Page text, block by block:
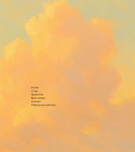
Home
O nas
Spotkania
Baza wiedzy
Kontakt
Polityka prywatności